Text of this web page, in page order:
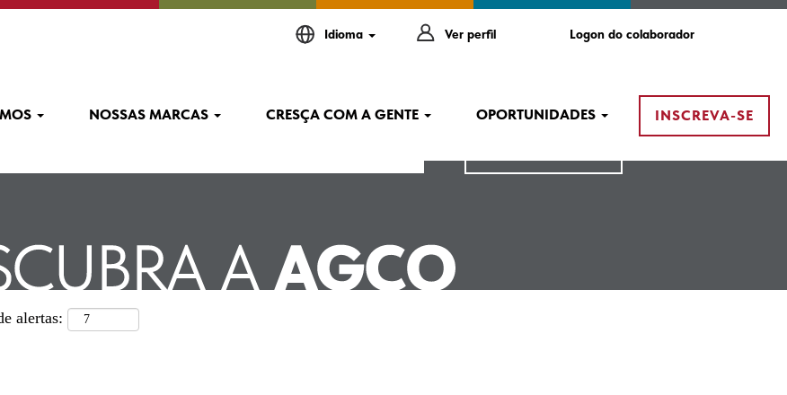
Idioma Ver perfil Logon do colaborador
NOSSAS MARCAS CRESÇA COM A GENTE OPORTUNIDADES INSCREVA-SE
alertas: